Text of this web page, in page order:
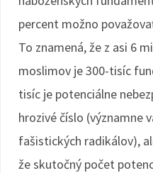
percent možno
To znamená, že z asi 6
moslimov je 300-tisíc
tisíc je potenciálne
hrozivé číslo (významne
fašistických radikálov),
že skutočný počet